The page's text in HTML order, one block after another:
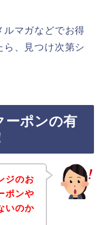
ルマガなどでお得
、見つけ次第シ
ーポンの有
ジのお
ポンや
いのか